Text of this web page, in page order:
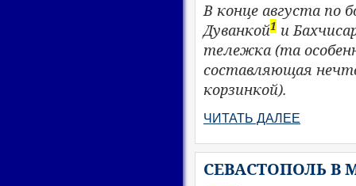
В конце августа по
Дуванкой1 и
тележка (та
составляющая
корзинкой).
ЧИТАТЬ ДАЛЕЕ
СЕВАСТОПОЛЬ В